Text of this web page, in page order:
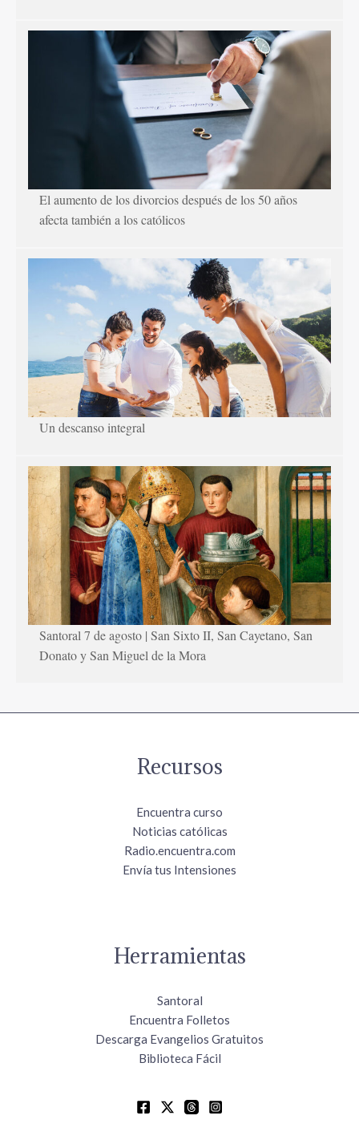
El aumento de los divorcios después de los 50 años
afecta también a los católicos
Un descanso integral
Santoral 7 de agosto | San Sixto II, San Cayetano, San
Donato y San Miguel de la Mora
Recursos
Encuentra curso
Noticias católicas
Radio.encuentra.com
Envía tus Intensiones
Herramientas
Santoral
Encuentra Folletos
Descarga Evangelios Gratuitos
Biblioteca Fácil